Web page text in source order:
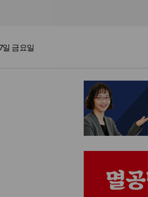
일 금요일